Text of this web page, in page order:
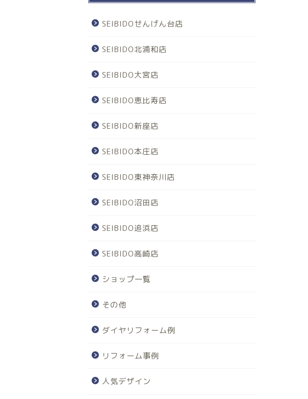
SEIBIDOせんげん台店
SEIBIDO北浦和店
SEIBIDO大宮店
SEIBIDO恵比寿店
SEIBIDO新座店
SEIBIDO本庄店
SEIBIDO東神奈川店
SEIBIDO沼田店
SEIBIDO追浜店
SEIBIDO高崎店
ショップ一覧
その他
ダイヤリフォーム例
リフォーム事例
人気デザイン